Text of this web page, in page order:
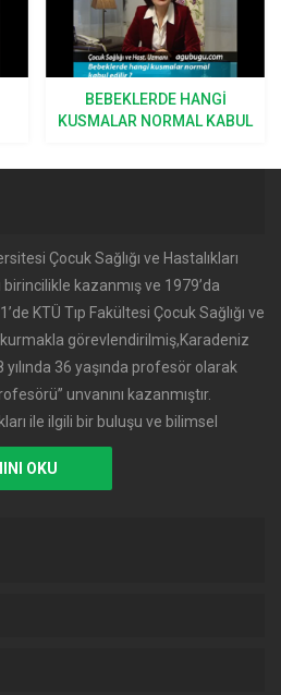
BEBEKLERDE HANGI
KUSMALAR NORMAL KABUL
Çocuk Sağlığı ve Hastalıkları
birincilikle kazanmış ve 1979’da
KTÜ Tıp Fakültesi Çocuk Sağlığı ve
kurmakla görevlendirilmiş,Karadeniz
36 yaşında profesör olarak
unvanını kazanmıştır.
ile ilgili bir buluşu ve bilimsel
OKU